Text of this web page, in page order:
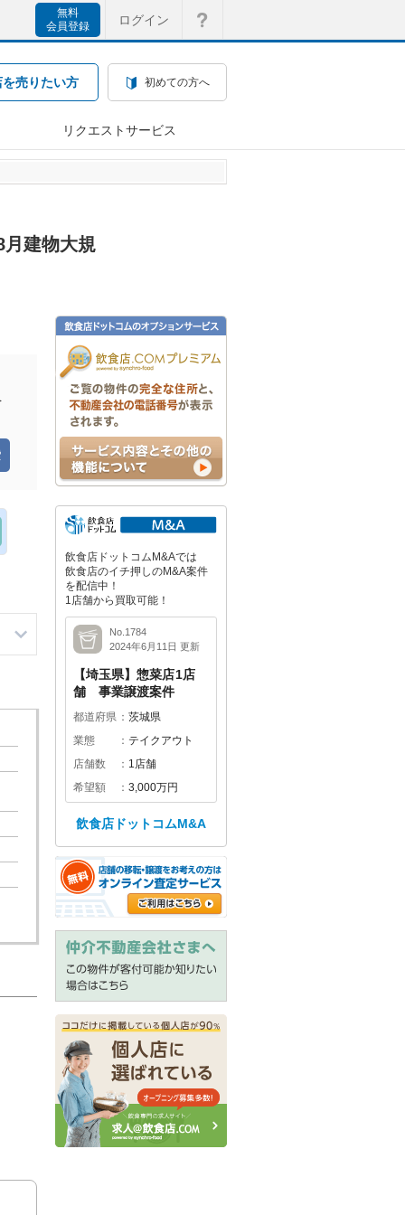
無料
会員登録
ログイン
を売りたい方 初めての方へ
リクエストサービス
建物大規
飲食店ドットコムM&Aでは
飲食店のイチ押しのM&A案件
を配信中！
1店舗から買取可能！
No.1784
2024年6月11日 更新
【埼玉県】惣菜店1店
舗 事業譲渡案件
都道府県
茨城県
業態
テイクアウト
店舗数
1店舗
希望額
3,000万円
飲食店ドットコムM&A